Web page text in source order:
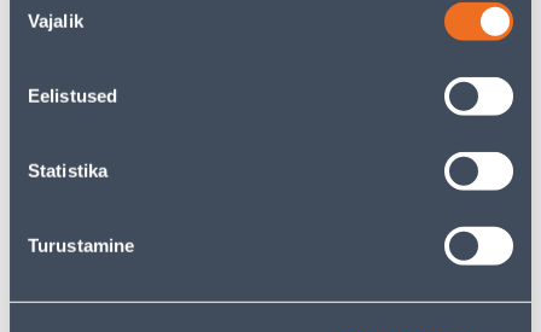
valik
Vajalik
Eelistused
Statistika
Turustamine
33.11 €
Tarne pakiautomaati al. 2,29 € al. 19.08.2026
Kirjeldus